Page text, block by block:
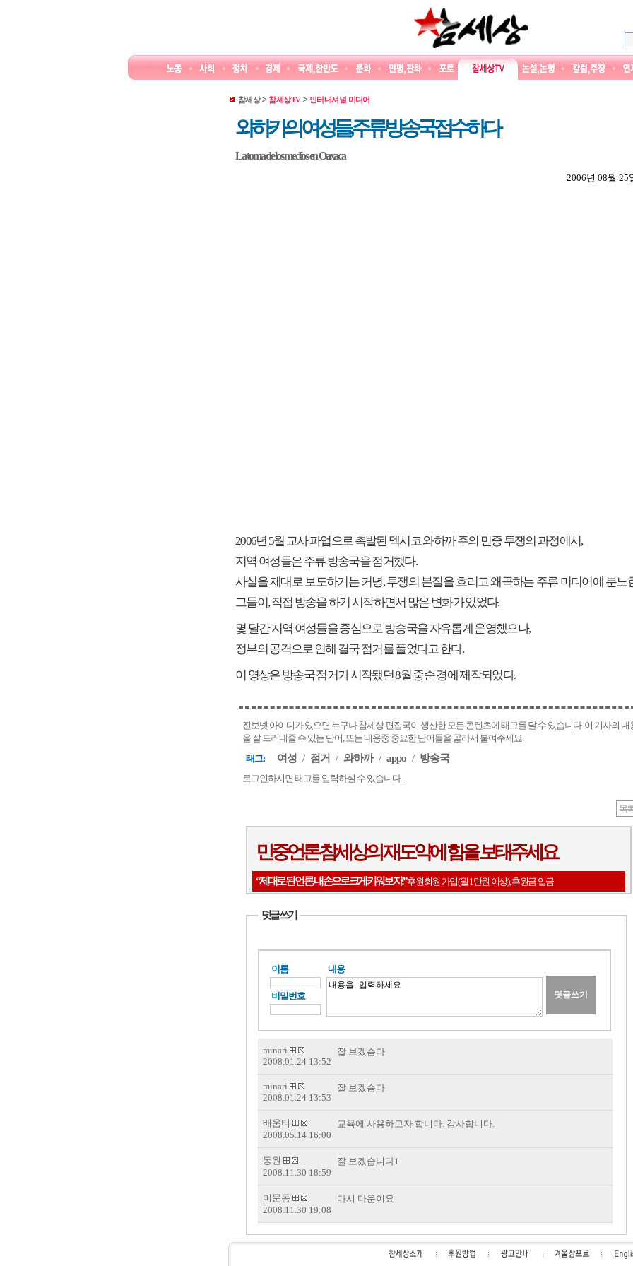
참세상 참세상TV 인터내셔널 미디어
와하카의 여성들, 주류 방송국 접수하다
La toma de los medios en Oaxaca
2006년 08월 25
2006년 5월 교사 파업으로 촉발된 멕시코 와하까 주의 민중 투쟁의 과정에서,
지역 여성들은 주류 방송국을 점거했다.
사실을 제대로 보도하기는 커녕, 투쟁의 본질을 흐리고 왜곡하는 주류 미디어에 분노
그들이, 직접 방송을 하기 시작하면서 많은 변화가 있었다.
몇 달간 지역 여성들을 중심으로 방송국을 자유롭게 운영했으나,
정부의 공격으로 인해 결국 점거를 풀었다고 한다.
이 영상은 방송국 점거가 시작됐던 8월 중순 경에 제작되었다.
진보넷 아이디가 있으면 누구나 참세상 편집국이 생산한 모든 콘텐츠에 태그를 달 수 있습니다. 이 기사의 내
을 잘 드러내줄 수 있는 단어, 또는 내용중 중요한 단어들을 골라서 붙여주세요.
태그:
여성 / 점거 / 와하까 / appo / 방송국
로그인하시면 태그를 입력하실 수 있습니다.
목
민중언론 참세상의 재도약에 힘을 보태주세요
“제대로 된 언론, 내 손으로 크게 키워보자!”후원회원 가입(월 1만원 이상), 후원금 입금
덧글 쓰기
이름
비밀번호
내용
잘 보겠슴다
minari
2008.01.24 13:52
잘 보겠슴다
minari
2008.01.24 13:53
교육에 사용하고자 합니다. 감사합니다.
배움터
2008.05.14 16:00
잘 보겠습니다1
동원
2008.11.30 18:59
다시 다운이요
미문동
2008.11.30 19:08